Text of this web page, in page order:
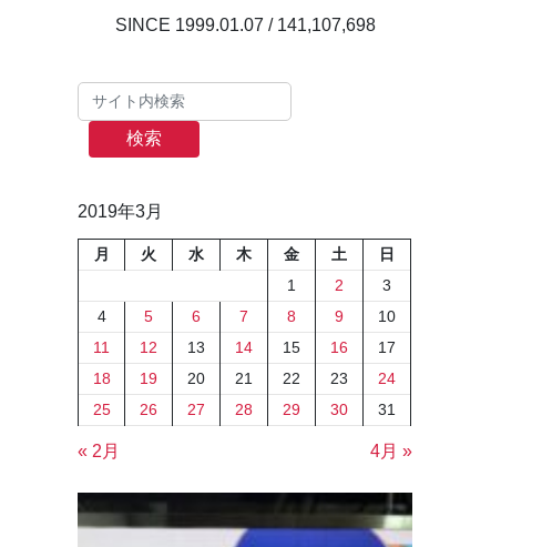
141,107,698
検索
2019年3月
月 火 水 木 金 土
日
1
2
3
4
5 6 7 8 9
10
11
12 13 14 15 16
17
18
19 20 21 22 23
24
25
26 27 28 29 30 31
« 2月 4月 »